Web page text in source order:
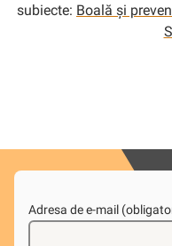
subiecte: Boală și
Adresa de e-mail